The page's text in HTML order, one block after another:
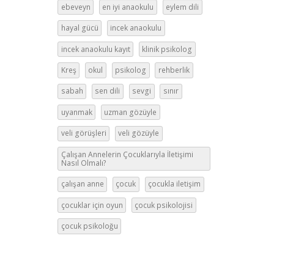
ebeveyn en iyi anaokulu eylem dili
hayal gücü incek anaokulu
incek anaokulu kayıt klinik psikolog
Kreş okul psikolog rehberlik
sabah sen dili sevgi sınır
uyanmak uzman gözüyle
veli görüşleri veli gözüyle
Çalışan Annelerin Çocuklarıyla İletişimi
Nasıl Olmalı?
çalışan anne çocuk çocukla iletişim
çocuklar için oyun çocuk psikolojisi
çocuk psikoloğu